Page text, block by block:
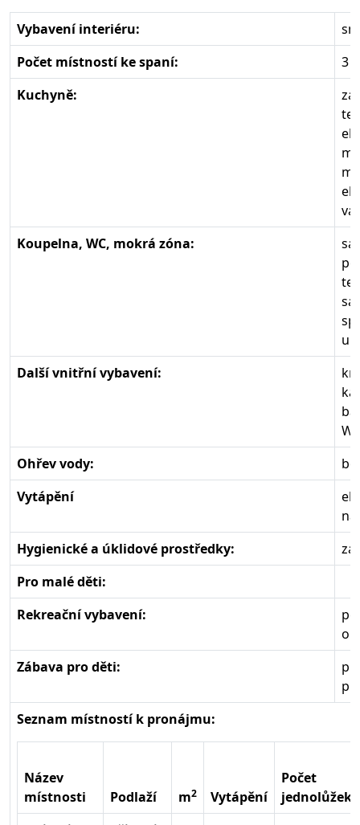
Vybavení interiéru:
Počet místností ke spaní:
3
Kuchyně:
el.
el.
Koupelna, WC, mokrá zóna:
Další vnitřní vybavení:
Ohřev vody:
Vytápění
Hygienické a úklidové prostředky:
Pro malé děti:
Rekreační vybavení:
Zábava pro děti:
Seznam místností k pronájmu:
Název
místnosti
Podlaží m2 Vytápění
Počet
jednolůžek